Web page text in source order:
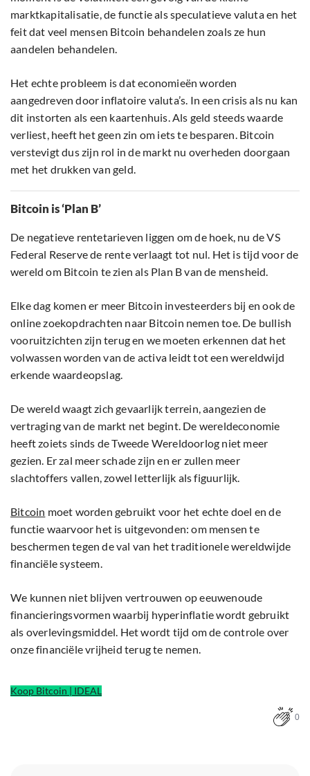
marktkapitalisatie, de functie als speculatieve valuta en het
feit dat veel mensen Bitcoin behandelen zoals ze hun
aandelen behandelen.
Het echte probleem is dat economieën worden
aangedreven door inflatoire valuta’s. In een crisis als nu kan
dit instorten als een kaartenhuis. Als geld steeds waarde
verliest, heeft het geen zin om iets te besparen. Bitcoin
verstevigt dus zijn rol in de markt nu overheden doorgaan
met het drukken van geld.
Bitcoin is ‘Plan B’
De negatieve rentetarieven liggen om de hoek, nu de VS
Federal Reserve de rente verlaagt tot nul. Het is tijd voor de
wereld om Bitcoin te zien als Plan B van de mensheid.
Elke dag komen er meer Bitcoin investeerders bij en ook de
online zoekopdrachten naar Bitcoin nemen toe. De bullish
vooruitzichten zijn terug en we moeten erkennen dat het
volwassen worden van de activa leidt tot een wereldwijd
erkende waardeopslag.
De wereld waagt zich gevaarlijk terrein, aangezien de
vertraging van de markt net begint. De wereldeconomie
heeft zoiets sinds de Tweede Wereldoorlog niet meer
gezien. Er zal meer schade zijn en er zullen meer
slachtoffers vallen, zowel letterlijk als figuurlijk.
Bitcoin moet worden gebruikt voor het echte doel en de
functie waarvoor het is uitgevonden: om mensen te
beschermen tegen de val van het traditionele wereldwijde
financiële systeem.
We kunnen niet blijven vertrouwen op eeuwenoude
financieringsvormen waarbij hyperinflatie wordt gebruikt
als overlevingsmiddel. Het wordt tijd om de controle over
onze financiële vrijheid terug te nemen.
Koop Bitcoin | IDEAL
0